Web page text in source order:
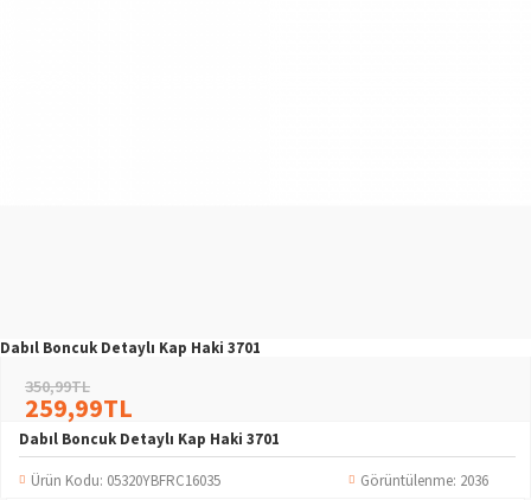
Dabıl Boncuk Detaylı Kap Haki 3701
Dabıl Boncuk Detaylı Kap Haki 3701
Ürün Kodu: 05320YBFRC16035 Görüntülenme: 2036
259,99TL
350,99TL